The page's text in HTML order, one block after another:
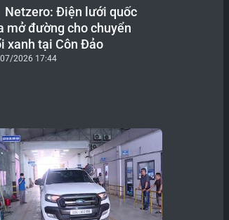
Netzero: Điện lưới quốc
mở đường cho chuyển
xanh tại Côn Đảo
2026 17:44